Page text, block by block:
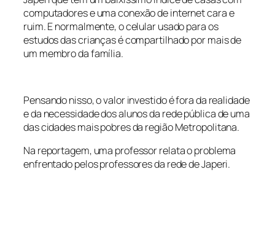
computadores e uma conexão de internet cara e
ruim. E normalmente, o celular usado para os
estudos das crianças é compartilhado por mais de
um membro da família.
Pensando nisso, o valor investido é fora da realidade
e da necessidade dos alunos da rede pública de uma
das cidades mais pobres da região Metropolitana.
Na reportagem, uma professor relata o problema
enfrentado pelos professores da rede de Japeri.